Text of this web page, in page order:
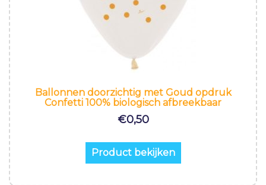
Ballonnen doorzichtig met Goud opdruk
Confetti 100% biologisch afbreekbaar
€0,50
Product bekijken